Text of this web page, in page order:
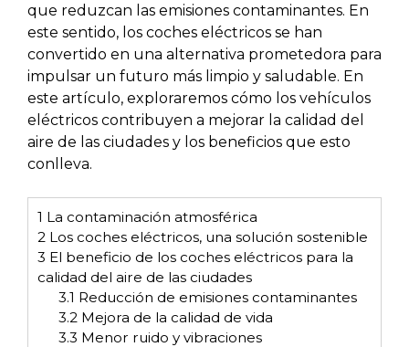
que reduzcan las emisiones contaminantes. En
este sentido, los coches eléctricos se han
convertido en una alternativa prometedora para
impulsar un futuro más limpio y saludable. En
este artículo, exploraremos cómo los vehículos
eléctricos contribuyen a mejorar la calidad del
aire de las ciudades y los beneficios que esto
conlleva.
1 La contaminación atmosférica
2 Los coches eléctricos, una solución sostenible
3 El beneficio de los coches eléctricos para la
calidad del aire de las ciudades
3.1 Reducción de emisiones contaminantes
3.2Mejora de la calidad de vida
3.3 Menor ruido y vibraciones